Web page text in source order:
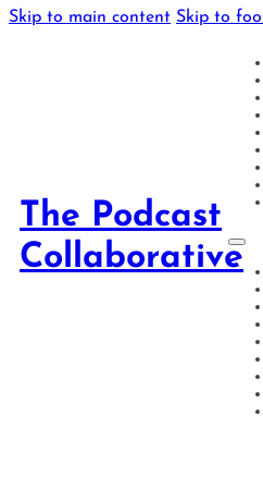
Skip to main content Skip to
The Podcast
Collaborative